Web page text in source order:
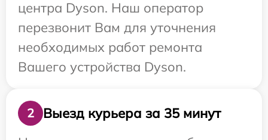
центра Dyson. Наш оператор
перезвонит Вам для уточнения
необходимых работ ремонта
Вашего устройства Dyson.
2
Выезд курьера за 35 минут